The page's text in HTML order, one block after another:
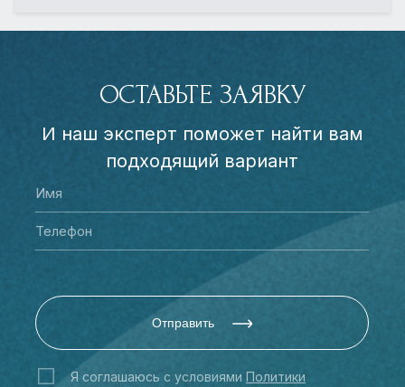
ОСТАВЬТЕ ЗАЯВКУ
И наш эксперт поможет найти вам
подходящий вариант
Я соглашаюсь с условиями Политики
Отправить